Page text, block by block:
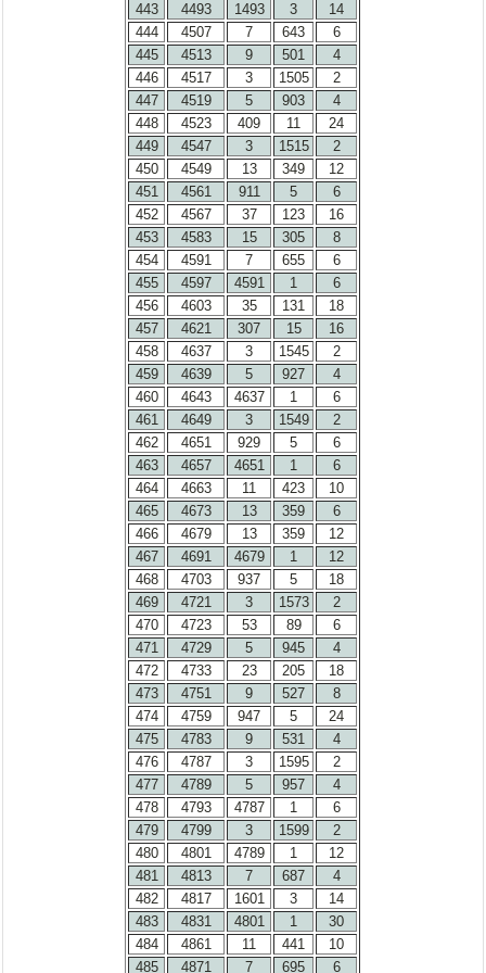
443 4493 1493 3
14
444
4507 7 643
6
445
4513 9 501
4
446
4517 3 1505
2
447
4519 5 903
4
448
4523 409 11
24
449
4547 3 1515
2
450
4549 13 349
12
451
4561 911 5
6
452
4567 37 123
16
453
4583 15 305
8
454
4591 7 655
6
455
4597 4591 1
6
456
4603 35 131
18
457
4621 307 15
16
458
4637 3 1545
2
459
4639 5 927
4
460
4643 4637 1
6
461
4649 3 1549
2
462
4651 929 5
6
463
4657 4651 1
6
464
4663 11 423
10
465
4673 13 359
6
466
4679 13 359
12
467
4691 4679 1
12
468
4703 937 5
18
469
4721 3 1573
2
470
4723 53 89
6
471
4729 5 945
4
472
4733 23 205
18
473
4751 9 527
8
474
4759 947 5
24
475
4783 9 531
4
476
4787 3 1595
2
477
4789 5 957
4
478
4793 4787 1
6
479
4799 3 1599
2
480
4801 4789 1
12
481
4813 7 687
4
482
4817 1601 3
14
483
4831 4801 1
30
484
4861 11 441
10
485
4871 7 695 6